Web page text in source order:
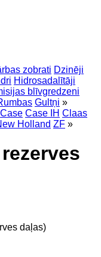
zobrati Dzinēji
Hidrosadalītāji
blīvgredzeni
Gultņi »
Case Case IH Claas
Holland ZF »
daļas)